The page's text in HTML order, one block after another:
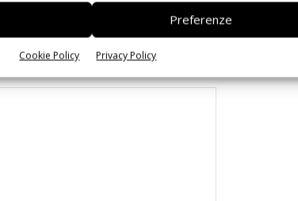
Preferenze
Cookie Policy Privacy Policy